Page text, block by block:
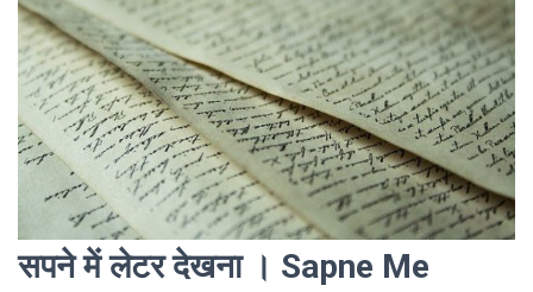
सपने में लेटर देखना । Sapne Me